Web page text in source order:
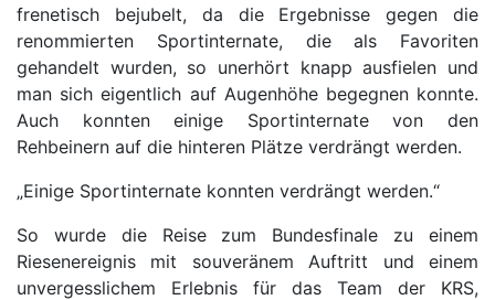
frenetisch bejubelt, da die Ergebnisse gegen die
renommierten Sportinternate, die als Favoriten
gehandelt wurden, so unerhört knapp ausfielen und
man sich eigentlich auf Augenhöhe begegnen konnte.
Auch konnten einige Sportinternate von den
Rehbeinern auf die hinteren Plätze verdrängt werden.
„Einige Sportinternate konnten verdrängt werden.“
So wurde die Reise zum Bundesfinale zu einem
Riesenereignis mit souveränem Auftritt und einem
unvergesslichem Erlebnis für das Team der KRS,